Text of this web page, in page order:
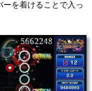
を着けることで入っ